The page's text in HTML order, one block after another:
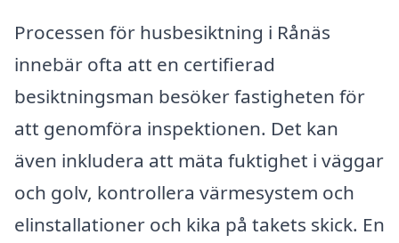
Processen för husbesiktning i Rånäs
innebär ofta att en certifierad
besiktningsman besöker fastigheten för
att genomföra inspektionen. Det kan
även inkludera att mäta fuktighet i väggar
och golv, kontrollera värmesystem och
elinstallationer och kika på takets skick. En